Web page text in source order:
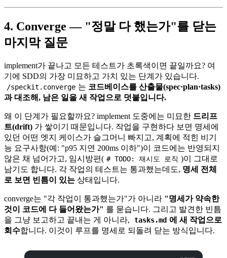
4. Converge — "정말 다 했는가"를 닫는
마지막 질문
implement가 끝나고 모든 테스트가 초록색이면 끝일까요? 여
기에 SDD의 가장 미묘하고 가치 있는 단계가 있습니다.
/speckit.converge 는 코드베이스를 산출물(spec·plan·tasks)
과 대조해, 남은 일을 새 작업으로 덧붙입니다.
왜 이 단계가 필요할까요? implement 도중에는 미묘한 드리프
트(drift) 가 쌓이기 때문입니다. 작업을 구현하다 보면 명세에
있던 어떤 엣지 케이스가 슬그머니 빠지고, 계획에 적힌 비기
능 요구사항(예: "p95 지연 200ms 이하")이 코드에는 반영되지
않은 채 넘어가고, 임시방편( # TODO: 재시도 로직 )이 그대로
남기도 합니다. 각 작업의 테스트는 통과했는데도, 명세 전체
로 보면 빈틈이 있는 상태입니다.
converge는 "각 작업이 통과했는가"가 아니라 "명세가 약속한
것이 코드에 다 들어왔는가" 를 묻습니다. 그리고 발견한 빈틈
을 그냥 보고하고 끝내는 게 아니라,
tasks.md 에 새 작업으로
회수합니다. 이것이 루프를 명세로 되돌려 닫는 방식입니다.